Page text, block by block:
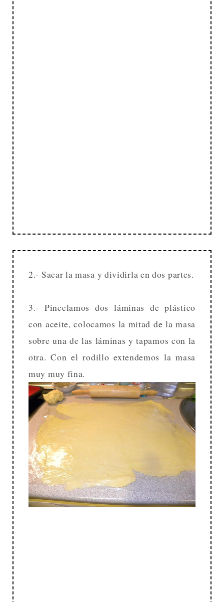
2.- Sacar la masa y dividirla en dos partes.
3.- Pincelamos dos láminas de plástico
con aceite, colocamos la mitad de la masa
sobre una de las láminas y tapamos con la
otra. Con el rodillo extendemos la masa
muy muy fina.